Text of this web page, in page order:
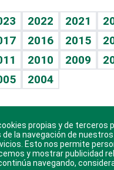
vida
al corazón
2022 2021
2016 2015
2010 2009
2004
nuestras aplicaciones
sistema Huawei.
propias y de terceros
la navegación de
Esto nos permite
y mostrar publicidad
navegando,